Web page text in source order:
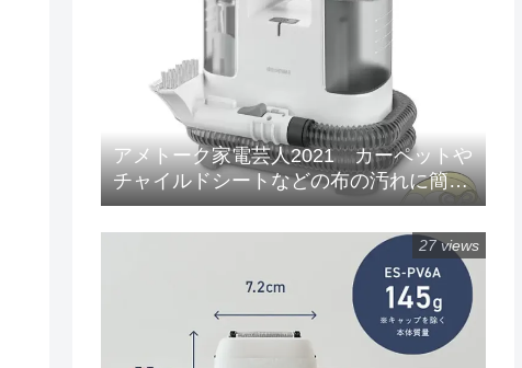
アメトーク家電芸人2021 カーペットや
チャイルドシートなどの布の汚れに簡単
水洗い！「リンサークリーナー(RNS-
P10-W)」
27 views